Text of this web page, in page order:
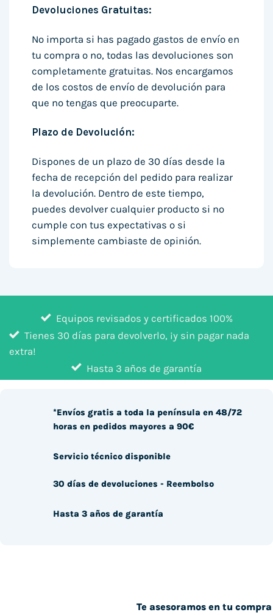
Devoluciones Gratuitas:
No importa si has pagado gastos de envío en
tu compra o no, todas las devoluciones son
completamente gratuitas. Nos encargamos
de los costos de envío de devolución para
que no tengas que preocuparte.
Plazo de Devolución:
Dispones de un plazo de 30 días desde la
fecha de recepción del pedido para realizar
la devolución. Dentro de este tiempo,
puedes devolver cualquier producto si no
cumple con tus expectativas o si
simplemente cambiaste de opinión.
Equipos revisados y certificados 100%
Tienes 30 días para devolverlo, ¡y sin pagar nada
extra!
Hasta 3 años de garantía
Te asesoramos en tu compra
*Envíos gratis a toda la península en 48/72
horas en pedidos mayores a 90€
Servicio técnico disponible
30 días de devoluciones - Reembolso
Hasta 3 años de garantía